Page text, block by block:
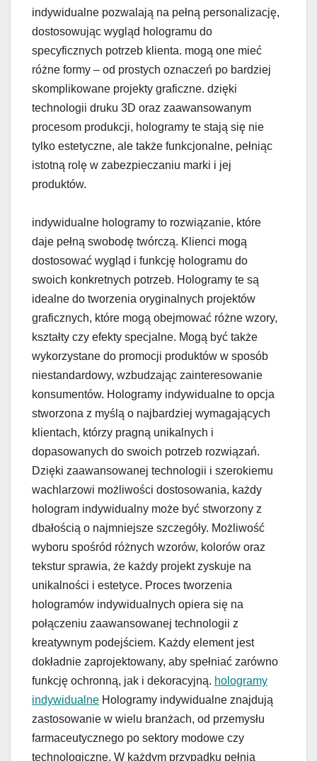
indywidualne pozwalają na pełną personalizację,
dostosowując wygląd hologramu do
specyficznych potrzeb klienta. mogą one mieć
różne formy – od prostych oznaczeń po bardziej
skomplikowane projekty graficzne. dzięki
technologii druku 3D oraz zaawansowanym
procesom produkcji, hologramy te stają się nie
tylko estetyczne, ale także funkcjonalne, pełniąc
istotną rolę w zabezpieczaniu marki i jej
produktów.
indywidualne hologramy to rozwiązanie, które
daje pełną swobodę twórczą. Klienci mogą
dostosować wygląd i funkcję hologramu do
swoich konkretnych potrzeb. Hologramy te są
idealne do tworzenia oryginalnych projektów
graficznych, które mogą obejmować różne wzory,
kształty czy efekty specjalne. Mogą być także
wykorzystane do promocji produktów w sposób
niestandardowy, wzbudzając zainteresowanie
konsumentów. Hologramy indywidualne to opcja
stworzona z myślą o najbardziej wymagających
klientach, którzy pragną unikalnych i
dopasowanych do swoich potrzeb rozwiązań.
Dzięki zaawansowanej technologii i szerokiemu
wachlarzowi możliwości dostosowania, każdy
hologram indywidualny może być stworzony z
dbałością o najmniejsze szczegóły. Możliwość
wyboru spośród różnych wzorów, kolorów oraz
tekstur sprawia, że każdy projekt zyskuje na
unikalności i estetyce. Proces tworzenia
hologramów indywidualnych opiera się na
połączeniu zaawansowanej technologii z
kreatywnym podejściem. Każdy element jest
dokładnie zaprojektowany, aby spełniać zarówno
funkcję ochronną, jak i dekoracyjną. hologramy
indywidualne Hologramy indywidualne znajdują
zastosowanie w wielu branżach, od przemysłu
farmaceutycznego po sektory modowe czy
technologiczne. W każdym przypadku pełnią